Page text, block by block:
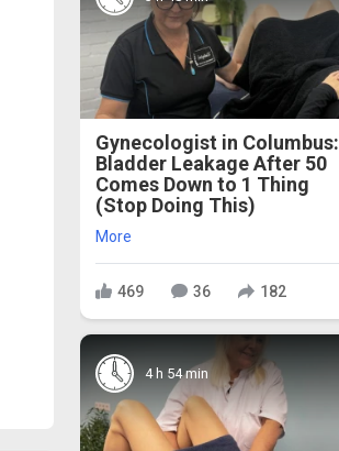
Gynecologist in Columbus:
Bladder Leakage After 50
Comes Down to 1 Thing
(Stop Doing This)
More
469 36 182
4 h 54 min